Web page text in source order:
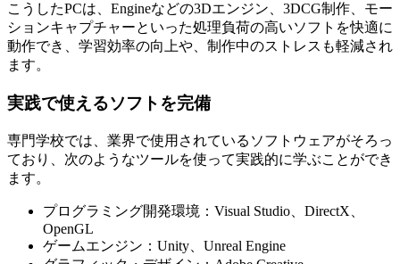
こうしたPCは、Engineなどの3Dエンジン、3DCG制作、モー
ションキャプチャーといった処理負荷の高いソフトを快適に
動作でき、学習効率の向上や、制作中のストレスも軽減され
ます。
実践で使えるソフトを完備
専門学校では、業界で使用されているソフトウェアがそろっ
ており、次のようなツールを使って実践的に学ぶことができ
ます。
プログラミング開発環境：Visual Studio、DirectX、
OpenGL
ゲームエンジン：Unity、Unreal Engine